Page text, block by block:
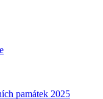
památek 2025